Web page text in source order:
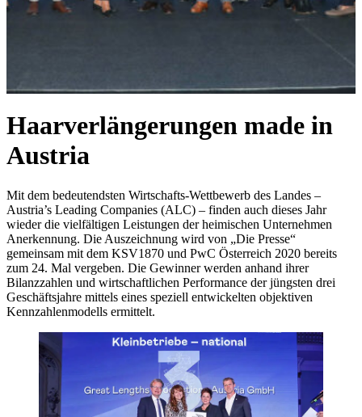
Haarverlängerungen made in
Austria
Mit dem bedeutendsten Wirtschafts-Wettbewerb des Landes –
Austria’s Leading Companies (ALC) – finden auch dieses Jahr
wieder die vielfältigen Leistungen der heimischen Unternehmen
Anerkennung. Die Auszeichnung wird von „Die Presse“
gemeinsam mit dem KSV1870 und PwC Österreich 2020 bereits
zum 24. Mal vergeben. Die Gewinner werden anhand ihrer
Bilanzzahlen und wirtschaftlichen Performance der jüngsten drei
Geschäftsjahre mittels eines speziell entwickelten objektiven
Kennzahlenmodells ermittelt.